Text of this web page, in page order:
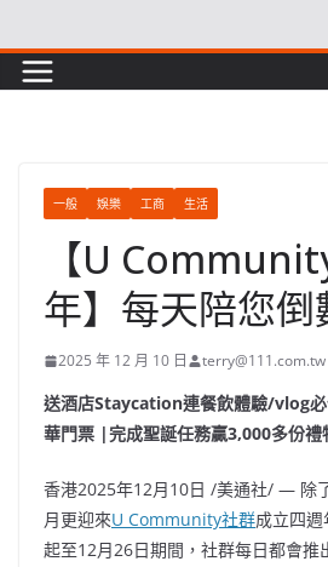
to
content
一般 娛樂 工商 生活
【U
年】每天陪您倒
2025 年 12 月 10 日 terry@111.com.tw
送酒店Staycation連餐飲體驗/vlog
華門票 |完成聖誕任務贏3,000多份禮
香港2025年12月10日 /美通社/ — 除
月更迎來U Community社群成立四
起至12月26日期間，社群每日都會推